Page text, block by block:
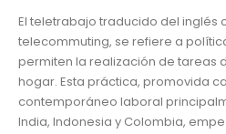
El teletrabajo traducido del inglés
telecommuting, se refiere a
permiten la realización de tareas
hogar. Esta práctica, promovida
contemporáneo laboral
India, Indonesia y Colombia,